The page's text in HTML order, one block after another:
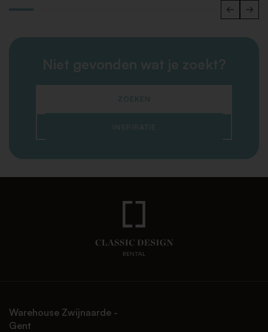
Niet gevonden wat je zoekt?
ZOEKEN
INSPIRATIE
Warehouse Zwijnaarde -
Gent